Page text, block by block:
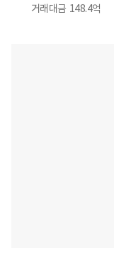
거래대금 148.4억